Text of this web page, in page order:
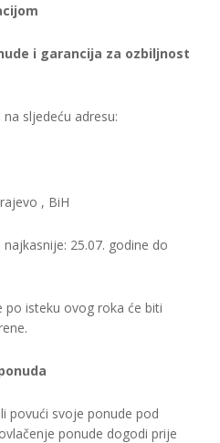
i garancija za ozbiljnost
sljedeću adresu:
, BiH
25.07. godine do
po isteku ovog roka će biti
povući svoje ponude pod
ponude dogodi prije